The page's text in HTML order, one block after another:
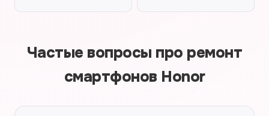
Частые вопросы про ремонт
смартфонов Honor